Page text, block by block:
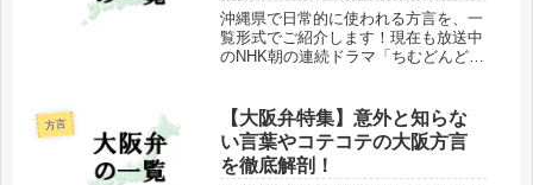
介
沖縄県で日常的に使われる方言を、一
覧形式でご紹介します！現在も放送中
のNHK朝の連続ドラマ「ちむどんど
方を舞台としています。ドラマタイト
ル「ちむどんどん」は、「胸が高...
方言
【大阪弁特集】意外と知らな
い言葉やコテコテの大阪方言
を徹底解剖！